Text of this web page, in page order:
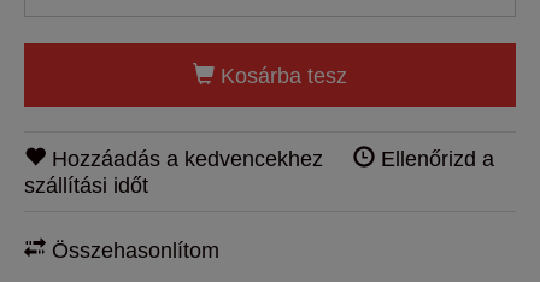
Kosárba tesz
Hozzáadás a kedvencekhez
Ellenőrizd a
szállítási időt
Összehasonlítom